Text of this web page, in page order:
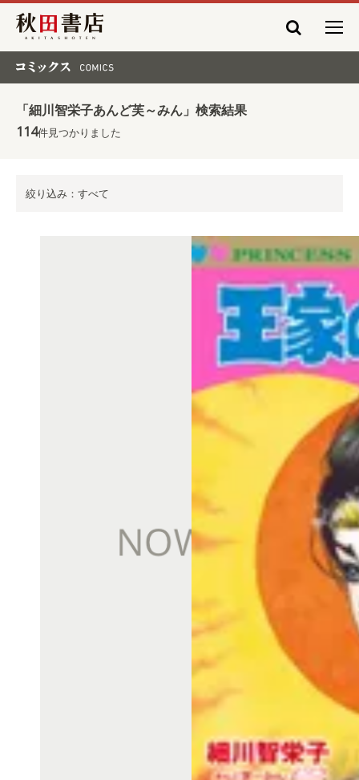
秋田書店
「細川智栄子あんど芙～みん」検索結果
114件見つかりました
絞り込み：すべて